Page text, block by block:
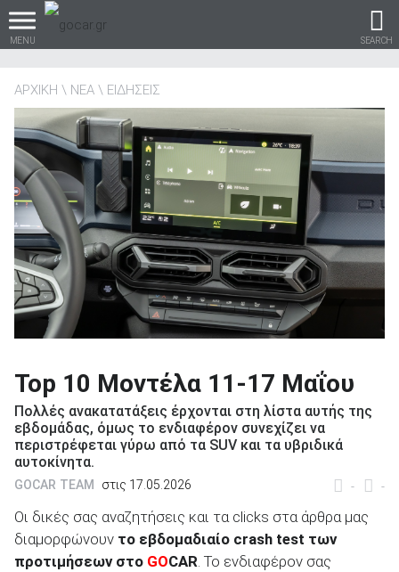
MENU SEARCH
Βρες τα πάντα για το
αυτοκίνητο!
βρες το!
Καινούρια
Μεταχειρισμένα
ΑΡΧΙΚΗ ΝΕΑ ΕΙΔΗΣΕΙΣ
Top 10 Μοντέλα 11-17 Μαΐου
Πολλές ανακατατάξεις έρχονται στη λίστα αυτής της
εβδομάδας, όμως το ενδιαφέρον συνεχίζει να
περιστρέφεται γύρω από τα SUV και τα υβριδικά
αυτοκίνητα.
- -
GOCAR TEAM στις 17.05.2026
Οι δικές σας αναζητήσεις και τα clicks στα άρθρα μας
διαμορφώνουν το εβδομαδιαίο crash test των
προτιμήσεων στο GOCAR. Το ενδιαφέρον σας